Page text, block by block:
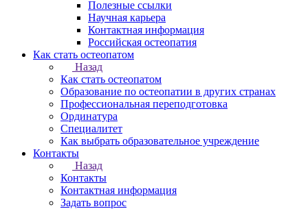
Полезные ссылки
Научная карьера
Контактная информация
Российская остеопатия
Как стать остеопатом
Назад
Как стать остеопатом
Образование по остеопатии в других странах
Профессиональная переподготовка
Ординатура
Специалитет
Как выбрать образовательное учреждение
Контакты
Назад
Контакты
Контактная информация
Задать вопрос